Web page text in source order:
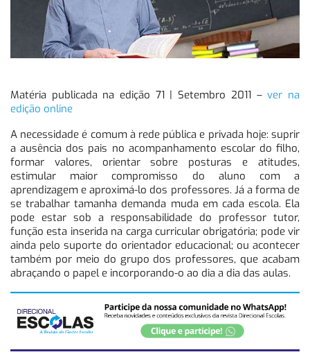
Matéria publicada na edição 71 | Setembro 2011 –ver na
edição online
A necessidade é comum à rede pública e privada hoje: suprir
a ausência dos pais no acompanhamento escolar do filho,
formar valores, orientar sobre posturas e atitudes,
estimular maior compromisso do aluno com a
aprendizagem e aproximá-lo dos professores. Já a forma de
se trabalhar tamanha demanda muda em cada escola. Ela
pode estar sob a responsabilidade do professor tutor,
função esta inserida na carga curricular obrigatória; pode vir
ainda pelo suporte do orientador educacional; ou acontecer
também por meio do grupo dos professores, que acabam
abraçando o papel e incorporando-o ao dia a dia das aulas.